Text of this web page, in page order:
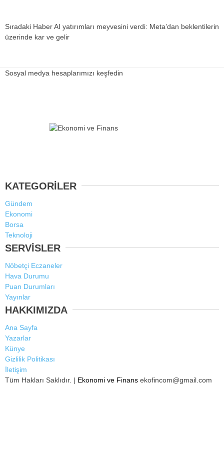
Sıradaki HaberAI yatırımları meyvesini verdi: Meta’dan beklentilerin
üzerinde kar ve gelir
Sosyal medya hesaplarımızı keşfedin
KATEGORİLER
Gündem
Ekonomi
Borsa
Teknoloji
SERVİSLER
Nöbetçi Eczaneler
Hava Durumu
Puan Durumları
Yayınlar
HAKKIMIZDA
Ana Sayfa
Yazarlar
Künye
Gizlilik Politikası
İletişim
Tüm Hakları Saklıdır. | Ekonomi ve Finans ekofincom@gmail.com